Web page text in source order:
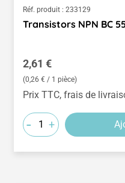
Réf. produit : 233129
Transistors NPN BC
Prix régulier :
2,61 €
(0,26 € / 1 pièce)
Prix TTC, frais de
- +